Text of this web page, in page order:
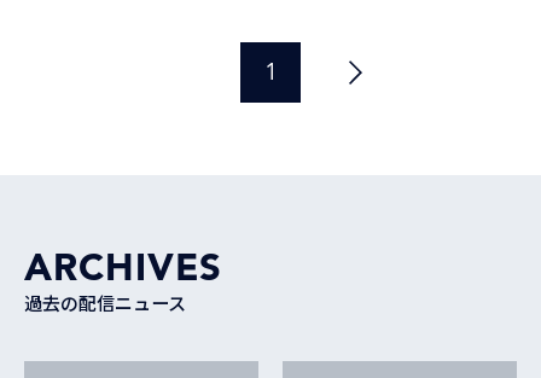
1
ARCHIVES
過去の配信ニュース